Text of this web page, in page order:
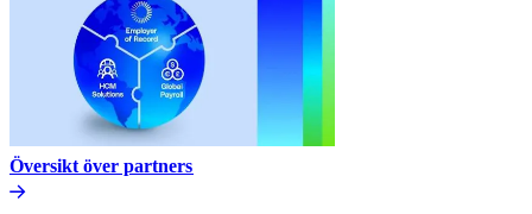
Översikt över partners​​